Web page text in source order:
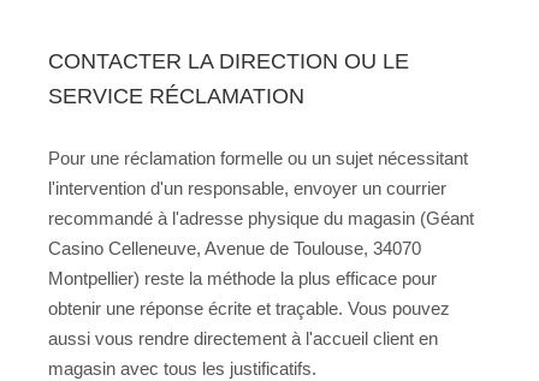
CONTACTER LA DIRECTION OU LE
SERVICE RÉCLAMATION
Pour une réclamation formelle ou un sujet nécessitant
l'intervention d'un responsable, envoyer un courrier
recommandé à l'adresse physique du magasin (Géant
Casino Celleneuve, Avenue de Toulouse, 34070
Montpellier) reste la méthode la plus efficace pour
obtenir une réponse écrite et traçable. Vous pouvez
aussi vous rendre directement à l'accueil client en
magasin avec tous les justificatifs.